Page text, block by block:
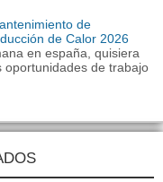
de
de Calor 2026
en españa, quisiera
oportunidades de trabajo